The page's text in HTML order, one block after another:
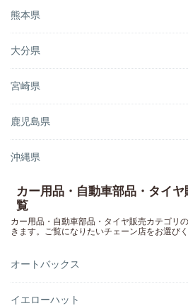
熊本県
大分県
宮崎県
鹿児島県
沖縄県
カー用品・自動車部品・タイ
覧
カー用品・自動車部品・タイヤ販売カテゴリ
きます。ご覧になりたいチェーン店をお選びく
オートバックス
イエローハット